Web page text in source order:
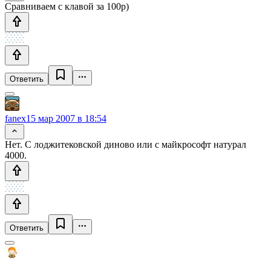
Сравниваем с клавой за 100р)
Ответить
fanex15 мар 2007 в 18:54
Нет. С лоджитековской диново или с майкрософт натурал
4000.
Ответить